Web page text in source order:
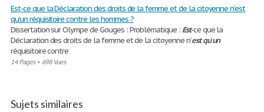
Est-ce que la Déclaration des droits de la femme et de la citoyenne n’est
qu’un réquisitoire contre les hommes ?
Dissertation sur Olympe de Gouges : Problématique : Est-ce que la
Déclaration des droits de la femme et de la citoyenne n’estqu’un
réquisitoire contre
14 Pages• 698 Vues
Sujets similaires